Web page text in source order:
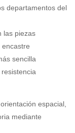
departamentos del
las piezas
sencilla
espacial,
mediante